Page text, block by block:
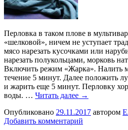
Перловка в таком плове в
«шелковой», ничем не уступает
мясо нарезать кусочками или
нарезать полукольцами, морковь
Включить режим «Жарка». Налить
течение 5 минут. Далее положить
и жарить еще 5 минут. Перловку
воды. … Читать далее →
Опубликовано 29.11.2017 автором
Добавить комментарий